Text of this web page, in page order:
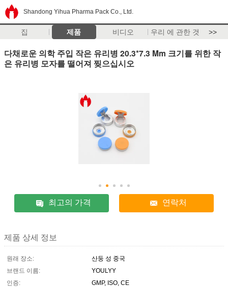
Shandong Yihua Pharma Pack Co., Ltd.
집 제품 비디오 우리 에 관한 것 >>
다채로운 의학 주입 작은 유리병 20.3*7.3 Mm 크기를 위한 작
은 유리병 모자를 떨어져 찢으십시오
최고의 가격 연락처
제품 상세 정보
원래 장소:
산둥 성 중국
브랜드 이름:
YOULYY
인증:
GMP, ISO, CE